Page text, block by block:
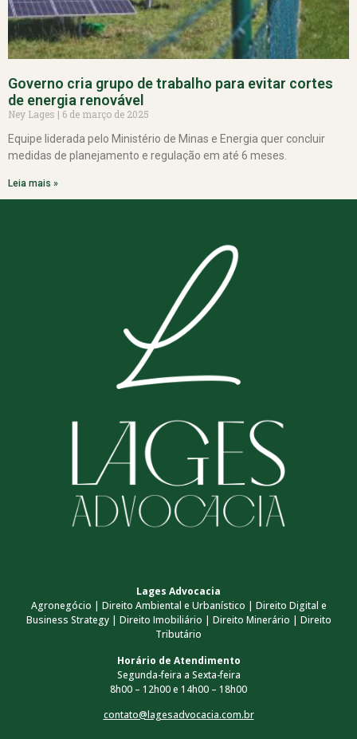
Governo cria grupo de trabalho para evitar cortes
de energia renovável
Ney Lages
6 de março de 2025
Equipe liderada pelo Ministério de Minas e Energia quer concluir
medidas de planejamento e regulação em até 6 meses.
Leia mais »
Lages Advocacia
Agronegócio | Direito Ambiental e Urbanístico | Direito Digital e
Business Strategy | Direito Imobiliário | Direito Minerário | Direito
Tributário
Horário de Atendimento
Segunda-feira a Sexta-feira
8h00 – 12h00 e 14h00 – 18h00
contato@lagesadvocacia.com.br